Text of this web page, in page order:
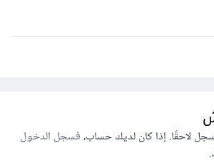
وظائف مثل محلل أمن المعلومات، مهندس
دعم المستخدمين، وإدارة الشبكات.
مثل فني دعم تكنولوجيا المعلومات،
لاحقًا. إذا كان لديك حساب،فسجل الدخول